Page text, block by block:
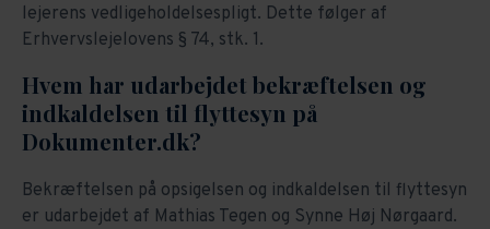
lejerens vedligeholdelsespligt. Dette følger af
Erhvervslejelovens § 74, stk. 1.
Hvem har udarbejdet bekræftelsen og
indkaldelsen til flyttesyn på
Dokumenter.dk?
Bekræftelsen på opsigelsen og indkaldelsen til flyttesyn
er udarbejdet af Mathias Tegen og Synne Høj Nørgaard.